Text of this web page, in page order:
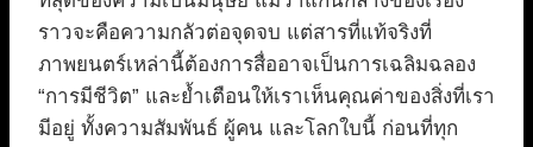
ราวจะคือความกลัวต่อจุดจบ แต่สารที่แท้จริงที่
ภาพยนตร์เหล่านี้ต้องการสื่ออาจเป็นการเฉลิมฉลอง
“การมีชีวิต” และย้ำเตือนให้เราเห็นคุณค่าของสิ่งที่เรา
มีอยู่ ทั้งความสัมพันธ์ ผู้คน และโลกใบนี้ ก่อนที่ทุก